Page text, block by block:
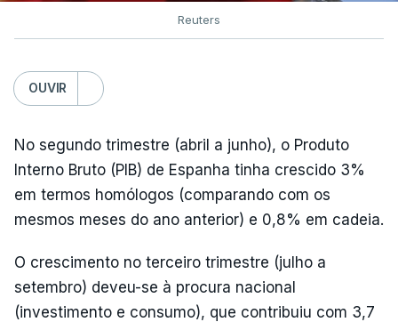
Reuters
OUVIR
No segundo trimestre (abril a junho), o Produto
Interno Bruto (PIB) de Espanha tinha crescido 3%
em termos homólogos (comparando com os
mesmos meses do ano anterior) e 0,8% em cadeia.
O crescimento no terceiro trimestre (julho a
setembro) deveu-se à procura nacional
(investimento e consumo), que contribuiu com 3,7